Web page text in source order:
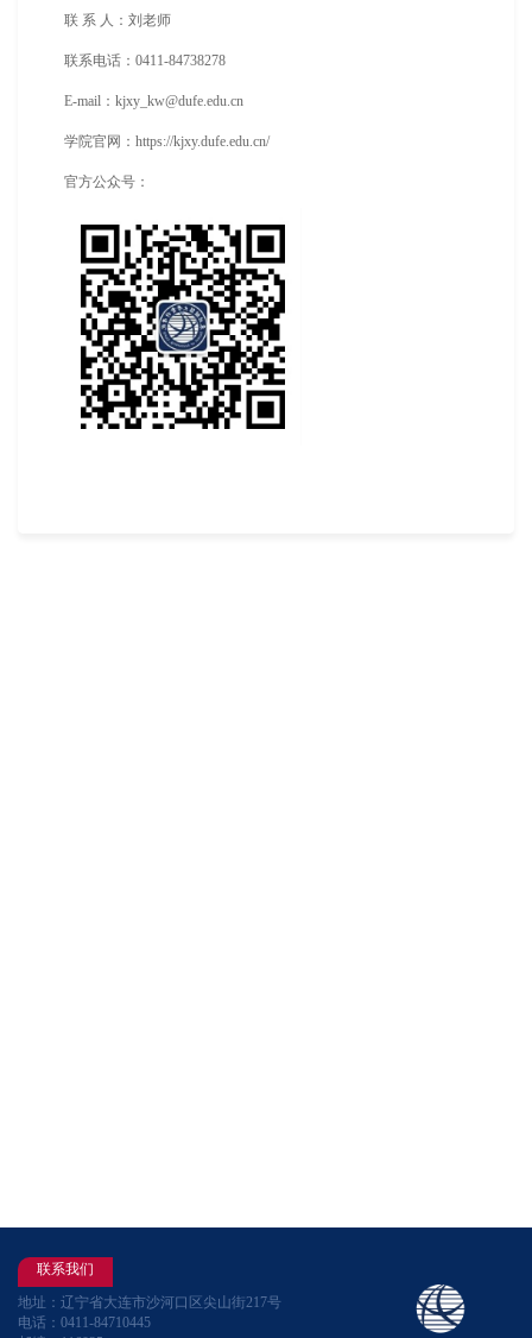
联 系 人：刘老师
联系电话：0411-84738278
E-mail：kjxy_kw@dufe.edu.cn
学院官网：https://kjxy.dufe.edu.cn/
官方公众号：
联系我们
地址：辽宁省大连市沙河口区尖山街217号
电话：0411-84710445